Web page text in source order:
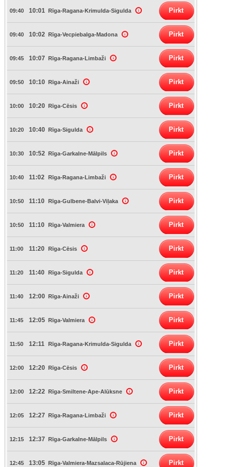
09:40 10:01 Rīga-Ragana-Krimulda-Sigulda Pirkt
09:40 10:02 Rīga-Vecpiebalga-Madona Pirkt
09:45 10:07 Rīga-Ragana-Limbaži Pirkt
09:50 10:10 Rīga-Ainaži Pirkt
10:00 10:20 Rīga-Cēsis Pirkt
10:20 10:40 Rīga-Sigulda Pirkt
10:30 10:52 Rīga-Garkalne-Mālpils Pirkt
10:40 11:02 Rīga-Ragana-Limbaži Pirkt
10:50 11:10 Rīga-Gulbene-Balvi-Viļaka Pirkt
10:50 11:10 Rīga-Valmiera Pirkt
11:00 11:20 Rīga-Cēsis Pirkt
11:20 11:40 Rīga-Sigulda Pirkt
11:40 12:00 Rīga-Ainaži Pirkt
11:45 12:05 Rīga-Valmiera Pirkt
11:50 12:11 Rīga-Ragana-Krimulda-Sigulda Pirkt
12:00 12:20 Rīga-Cēsis Pirkt
12:00 12:22 Rīga-Smiltene-Ape-Alūksne Pirkt
12:05 12:27 Rīga-Ragana-Limbaži Pirkt
12:15 12:37 Rīga-Garkalne-Mālpils Pirkt
12:45 13:05 Rīga-Valmiera-Mazsalaca-Rūjiena Pirkt